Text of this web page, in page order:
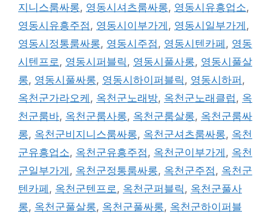
지니스룸싸롱, 영동시셔츠룸싸롱, 영동시유흥업소,
영동시유흥주점 , 영동시이부가게 , 영동시일부가게 ,
영동시정통룸싸롱, 영동시주점 , 영동시텐카페 , 영동
시텐프로 , 영동시퍼블릭 , 영동시풀사롱, 영동시풀살
롱, 영동시풀싸롱, 영동시하이퍼블릭 , 영동시하퍼 ,
옥천군가라오케 , 옥천군노래방, 옥천군노래클럽 , 옥
천군룸바, 옥천군룸사롱, 옥천군룸살롱, 옥천군룸싸
롱, 옥천군비지니스룸싸롱, 옥천군셔츠룸싸롱, 옥천
군유흥업소, 옥천군유흥주점 , 옥천군이부가게 , 옥천
군일부가게 , 옥천군정통룸싸롱, 옥천군주점 , 옥천군
텐카페 , 옥천군텐프로 , 옥천군퍼블릭 , 옥천군풀사
롱, 옥천군풀살롱, 옥천군풀싸롱, 옥천군하이퍼블